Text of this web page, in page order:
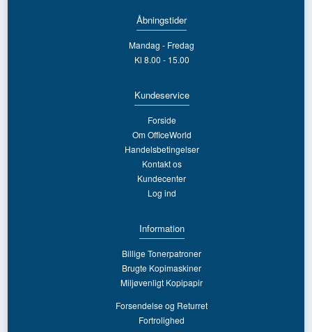
Åbningstider
Mandag - Fredag
Kl 8.00 - 15.00
Kundeservice
Forside
Om OfficeWorld
Handelsbetingelser
Kontakt os
Kundecenter
Log ind
Information
Billige Tonerpatroner
Brugte Kopimaskiner
Miljøvenligt Kopipapir
Forsendelse og Returret
Fortrolighed